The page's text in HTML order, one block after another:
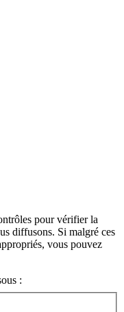
pour vérifier la
diffusons. Si malgré ces
vous pouvez
: